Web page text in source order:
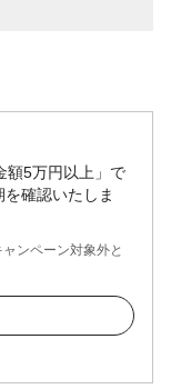
額5万円以上」で
確認いたしま
ンペーン対象外と